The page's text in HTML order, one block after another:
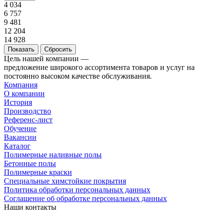
4 034
6 757
9 481
12 204
14 928
Сбросить
Цель нашей компании —
предложение широкого ассортимента товаров и услуг на
постоянно высоком качестве обслуживания.
Компания
О компании
История
Производство
Референс-лист
Обучение
Вакансии
Каталог
Полимерные наливные полы
Бетонные полы
Полимерные краски
Специальные химстойкие покрытия
Политика обработки персональных данных
Cоглашение об обработке персональных данных
Наши контакты